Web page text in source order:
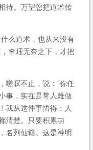
待。万望您把道术传
么道术，也从来没有
李珏无奈之下，才把
嗟叹不止，说：“你任
事，实在是常人难做
我从这件事悟得：人
清楚。只要积累功
名列仙籍。这是神明